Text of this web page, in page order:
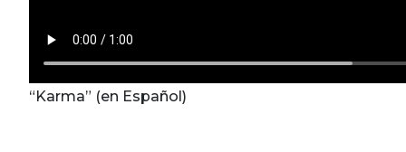
“Karma” (en Español)